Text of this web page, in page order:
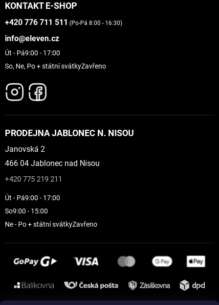
KONTAKT E-SHOP
+420 776 711 511 (Po-Pá 8:00 - 16:30)
info@eleven.cz
Út - Pá9:00 - 17:00
So, Ne, Po + státní svátkyZavřeno
PRODEJNA JABLONEC N. NISOU
Janovská 2
466 04 Jablonec nad Nisou
+420 775 219 211
Út - Pá9:00 - 17:00
So9:00 - 15:00
Ne - Po + státní svátkyZavřeno